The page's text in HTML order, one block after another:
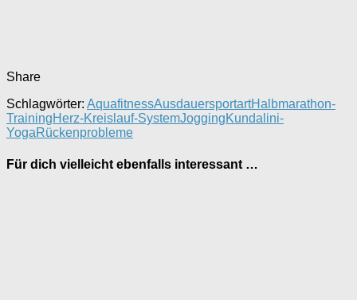
Share
Schlagwörter: AquafitnessAusdauersportartHalbmarathon-
TrainingHerz-Kreislauf-SystemJoggingKundalini-
YogaRückenprobleme
Für dich vielleicht ebenfalls interessant …